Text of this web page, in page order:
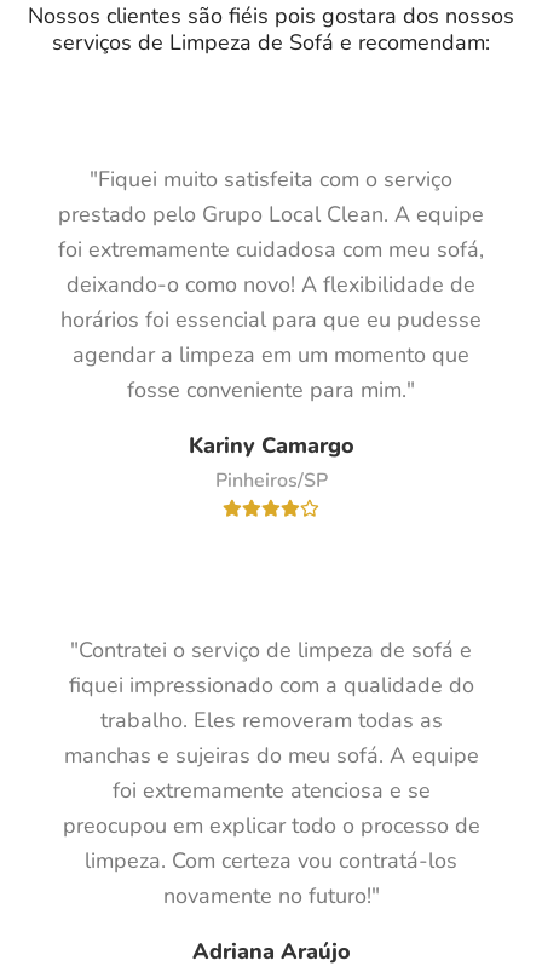
Nossos clientes são fiéis pois gostara dos nossos
serviços de Limpeza de Sofá e recomendam:
"Fiquei muito satisfeita com o serviço
prestado pelo Grupo Local Clean. A equipe
foi extremamente cuidadosa com meu sofá,
deixando-o como novo! A flexibilidade de
horários foi essencial para que eu pudesse
agendar a limpeza em um momento que
fosse conveniente para mim."
Kariny Camargo
Pinheiros/SP
"Contratei o serviço de limpeza de sofá e
fiquei impressionado com a qualidade do
trabalho. Eles removeram todas as
manchas e sujeiras do meu sofá. A equipe
foi extremamente atenciosa e se
preocupou em explicar todo o processo de
limpeza. Com certeza vou contratá-los
novamente no futuro!"
Adriana Araújo